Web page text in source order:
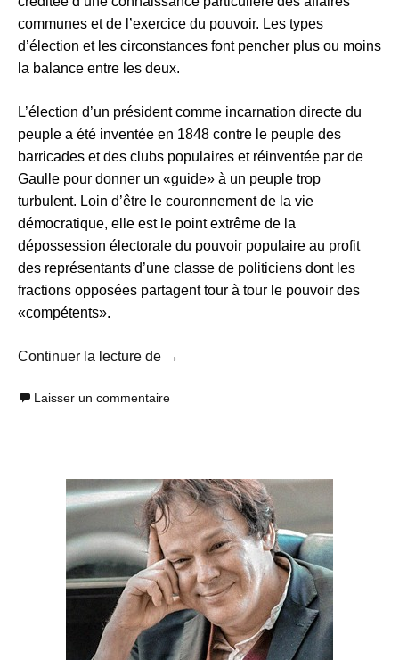
communes et de l’exercice du pouvoir. Les types
d’élection et les circonstances font pencher plus ou moins
la balance entre les deux.
L’élection d’un président comme incarnation directe du
peuple a été inventée en 1848 contre le peuple des
barricades et des clubs populaires et réinventée par de
Gaulle pour donner un «guide» à un peuple trop
turbulent. Loin d’être le couronnement de la vie
démocratique, elle est le point extrême de la
dépossession électorale du pouvoir populaire au profit
des représentants d’une classe de politiciens dont les
fractions opposées partagent tour à tour le pouvoir des
«compétents».
Continuer la lecture de Jacques Rancière : « L’élection, ce
→
Laisser un commentaire